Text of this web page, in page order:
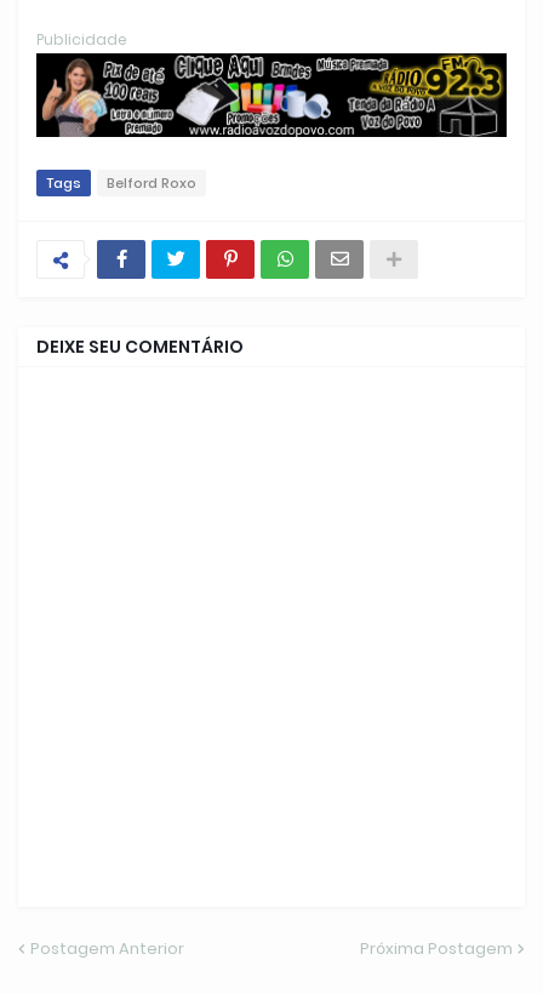
Publicidade
Tags Belford Roxo
DEIXE SEU COMENTÁRIO
Postagem Anterior Próxima Postagem